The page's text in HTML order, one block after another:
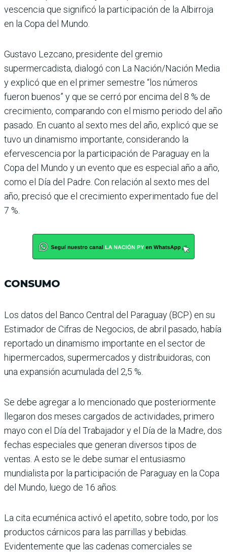
vescencia que significó la par­ticipación de la Albirroja
en la Copa del Mundo.
Gustavo Lezcano, presidente del gremio
supermercadista, dialogó con La Nación/Nación Media
y explicó que en el primer semestre “los números
fueron buenos” y que se cerró por encima del 8 % de
crecimiento, compa­rando con el mismo periodo del año
pasado. En cuanto al sexto mes del año, explicó que se
tuvo un dinamismo importante, considerando la
efervescencia por la par­ticipación de Paraguay en la
Copa del Mundo y un evento que es especial año a año,
como el Día del Padre. Con relación al sexto mes del
año, precisó que el crecimiento experimentado fue del
7 %.
CONSUMO
Los datos del Banco Central del Paraguay (BCP) en su
Esti­mador de Cifras de Negocios, de abril pasado, había
repor­tado un dinamismo impor­tante en el sector de
hiper­mercados, supermercados y distribuidoras, con
una expan­sión acumulada del 2,5 %.
Se debe agregar a lo mencio­nado que posteriormente
lle­garon dos meses cargados de actividades, primero
mayo con el Día del Trabajador y el Día de la Madre, dos
fechas especiales que generan diver­sos tipos de
ventas. A esto se le debe sumar el entusiasmo
mundialista por la participa­ción de Paraguay en la Copa
del Mundo, luego de 16 años.
La cita ecuménica activó el apetito, sobre todo, por los
productos cárnicos para las parrillas y bebidas.
Evidente­mente que las cadenas comer­ciales se